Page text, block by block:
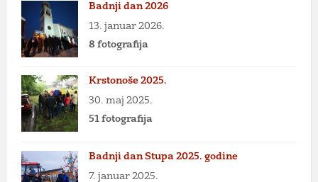
Badnji dan 2026
13. januar 2026.
8 fotografija
Krstonoše 2025.
30. maj 2025.
51 fotografija
Badnji dan Stupa 2025. godine
7. januar 2025.